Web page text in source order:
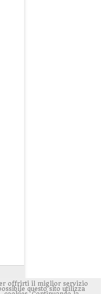
E' offrirti il miglior servizio
questo sito utilizza